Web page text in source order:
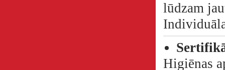
lūdzam
Higiēnas